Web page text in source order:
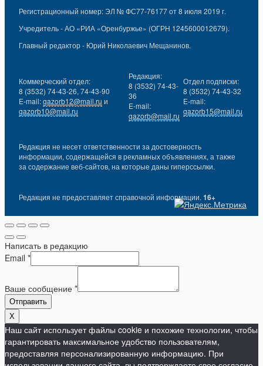
Регистрационный номер: ЭЛ № ФС77-76177 от 8 июля 2019 г.
Учредитель - АО «РИА «Оренбуржье» (ОГРН 1245600012679).
Главный редактор - Юрий Николаевич Мещанинов.
Коммерческий отдел:
8 (3532) 74-43-26, 74-43-90
E-mail:gazorb12@mail.ru и
gazorb10@mail.ru
Редакция:
8 (3532) 74-43-
36
E-mail:
gazorb@mail.ru
Отдел подписки:
8 (3532) 74-43-32
E-mail:
gazorb15@mail.ru
Редакция не несет ответственности за достоверность
информации, содержащейся в рекламных объявлениях, а также
за содержание веб-сайтов, на которые даны гиперссылки.
Редакция не предоставляет справочной информации. 16+
Написать в редакцию
Email *
Ваше сообщение *
Отправить
X
Наш сайт использует файлы cookie и похожие технологии, чтобы
гарантировать максимальное удобство пользователям,
предоставляя персонализированную информацию. При